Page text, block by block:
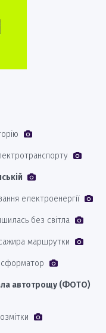
електроенергії
без світла
маршрутки
автотрощу (ФОТО)